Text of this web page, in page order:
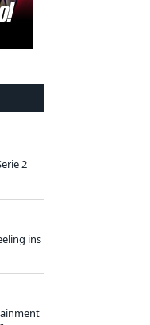
2
ins